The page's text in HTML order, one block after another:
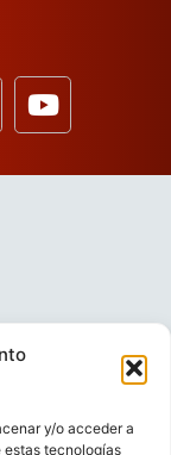
y/o acceder a
estas tecnologías